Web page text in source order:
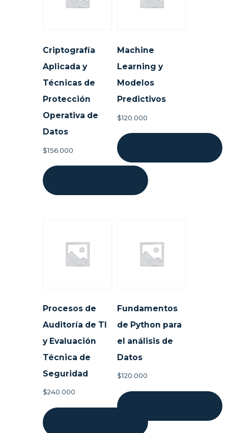
Criptografía
Aplicada y
Técnicas de
Protección
Operativa de
Datos
$156.000
Machine
Learning y
Modelos
Predictivos
$120.000
Procesos de
Auditoría de TI
y Evaluación
Técnica de
Seguridad
$240.000
Fundamentos
de Python para
el análisis de
Datos
$120.000